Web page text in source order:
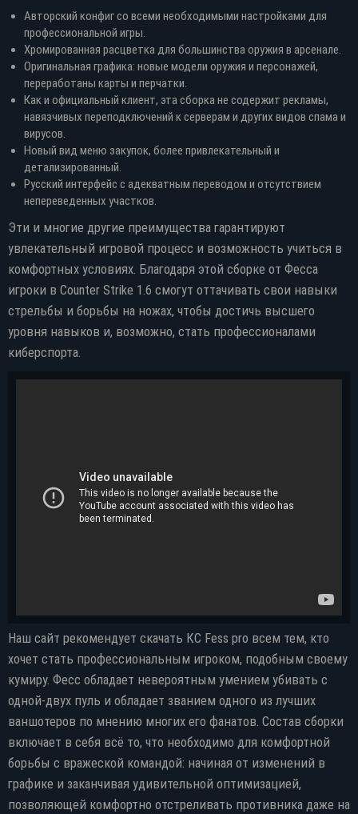
Авторский конфиг со всеми необходимыми настройками для
профессиональной игры.
Хромированная расцветка для большинства оружия в арсенале.
Оригинальная графика: новые модели оружия и персонажей,
переработаны карты и перчатки.
Как и официальный клиент, эта сборка не содержит рекламы,
навязчивых переподключений к серверам и других видов спама и
вирусов.
Новый вид меню закупок, более привлекательный и
детализированный.
Русский интерфейс с адекватным переводом и отсутствием
непереведенных участков.
Эти и многие другие преимущества гарантируют
увлекательный игровой процесс и возможность учиться в
комфортных условиях. Благодаря этой сборке от Фесса
игроки в Counter Strike 1.6 смогут оттачивать свои навыки
стрельбы и борьбы на ножах, чтобы достичь высшего
уровня навыков и, возможно, стать профессионалами
киберспорта.
Наш сайт рекомендует скачать КС Fess pro всем тем, кто
хочет стать профессиональным игроком, подобным своему
кумиру. Фесс обладает невероятным умением убивать с
одной-двух пуль и обладает званием одного из лучших
ваншотеров по мнению многих его фанатов. Состав сборки
включает в себя всё то, что необходимо для комфортной
борьбы с вражеской командой: начиная от изменений в
графике и заканчивая удивительной оптимизацией,
позволяющей комфортно отстреливать противника даже на